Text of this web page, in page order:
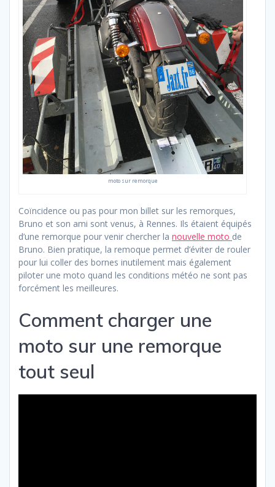
moto sur remorque
Coïncidence ou pas pour mon billet sur les remorques,
Bruno et son ami sont venus, à Rennes. Ils étaient équipés
d’une remorque pour venir chercher la nouvelle moto de
Bruno. Bien pratique, la remoque permet d’éviter de rouler
pour lui coller des bornes inutilement mais également
piloter une moto quand les conditions météo ne sont pas
forcément les meilleures.
Comment charger une
moto sur une remorque
tout seul